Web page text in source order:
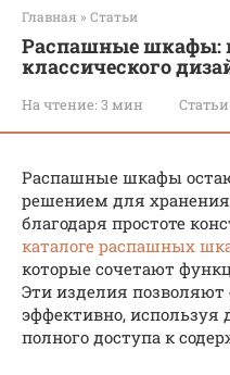
Главная » Статьи
Распашные шкафы:
классического
На чтение: 3 мин Статьи
Распашные шкафы
решением для
благодаря простоте
каталоге распашных
которые сочетают
Эти изделия позволяют
эффективно, используя
полного доступа к